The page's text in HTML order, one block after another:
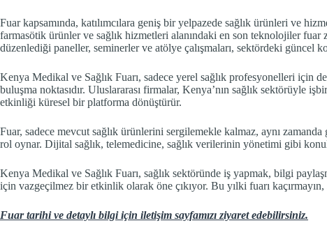
Fuar kapsamında, katılımcılara geniş bir yelpazede sağlık ürünleri ve
farmasötik ürünler ve sağlık hizmetleri alanındaki en son teknolojiler fuar
düzenlediği paneller, seminerler ve atölye çalışmaları, sektördeki güncel
Kenya Medikal ve Sağlık Fuarı, sadece yerel sağlık profesyonelleri için
buluşma noktasıdır. Uluslararası firmalar, Kenya’nın sağlık sektörüyle
etkinliği küresel bir platforma dönüştürür.
Fuar, sadece mevcut sağlık ürünlerini sergilemekle kalmaz, aynı
rol oynar. Dijital sağlık, telemedicine, sağlık verilerinin yönetimi gibi
Kenya Medikal ve Sağlık Fuarı, sağlık sektöründe iş yapmak, bilgi
için vazgeçilmez bir etkinlik olarak öne çıkıyor. Bu yılki fuarı
Fuar tarihi ve detaylı bilgi için iletişim sayfamızı ziyaret edebilirsiniz.